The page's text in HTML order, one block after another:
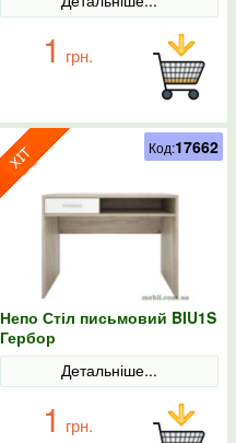
1 грн.
Непо Стіл письмовий BIU1S
Гербор
Детальніше...
1 грн.
Код:17662